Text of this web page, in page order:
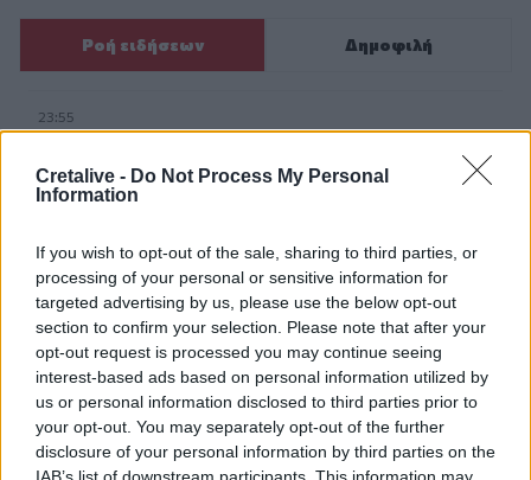
Cretalive - Do Not Process My Personal
Information
If you wish to opt-out of the sale, sharing to third parties, or
processing of your personal or sensitive information for
targeted advertising by us, please use the below opt-out
section to confirm your selection. Please note that after your
opt-out request is processed you may continue seeing
interest-based ads based on personal information utilized by
us or personal information disclosed to third parties prior to
your opt-out. You may separately opt-out of the further
disclosure of your personal information by third parties on the
IAB’s list of downstream participants. This information may
Ροή ειδήσεων Δημοφιλή
23:55
Φάληρο - Εκκενώθηκε προληπτικά πολυκατοικία
Ενές Καντέρ: Ο Τούρκος πρώην σέντερ δηλώνει
υποψήφιος να παίξει στο... WNBA
23:31
Στενά του Ορμούζ: Οι ΗΠΑ «βλέπουν» σύντομα
συμφωνία - «Υπάρχει πρόοδος μεταξύ Ιράν και Ομάν»
Σοκαριστικά στοιχεία άφησε πίσω της η μέγα-πυρκαγιά
στην Αττικοβοιωτία